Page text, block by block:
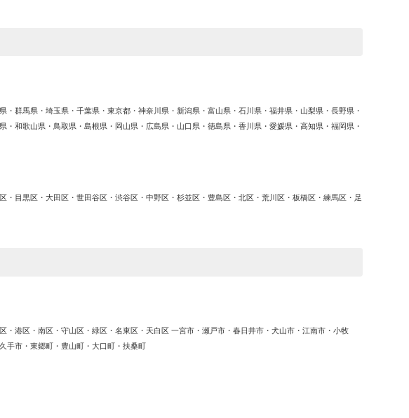
群馬県・埼玉県・千葉県・東京都・神奈川県・新潟県・富山県・石川県・福井県・山梨県・長野県・
和歌山県・鳥取県・島根県・岡山県・広島県・山口県・徳島県・香川県・愛媛県・高知県・福岡県・
目黒区・大田区・世田谷区・渋谷区・中野区・杉並区・豊島区・北区・荒川区・板橋区・練馬区・足
港区・南区・守山区・緑区・名東区・天白区 一宮市・瀬戸市・春日井市・犬山市・江南市・小牧
市・東郷町・豊山町・大口町・扶桑町